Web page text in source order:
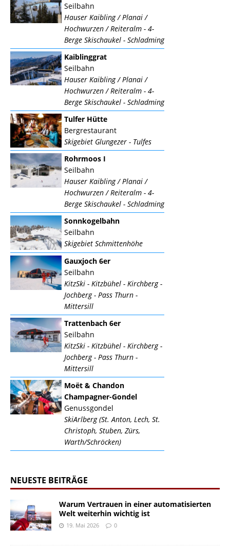
Seilbahn
Hauser Kaibling / Planai /
Hochwurzen / Reiteralm - 4-
Berge Skischaukel - Schladming
Kaiblinggrat
Seilbahn
Hauser Kaibling / Planai /
Hochwurzen / Reiteralm - 4-
Berge Skischaukel - Schladming
Tulfer Hütte
Bergrestaurant
Skigebiet Glungezer - Tulfes
Rohrmoos I
Seilbahn
Hauser Kaibling / Planai /
Hochwurzen / Reiteralm - 4-
Berge Skischaukel - Schladming
Sonnkogelbahn
Seilbahn
Skigebiet Schmittenhöhe
Gauxjoch 6er
Seilbahn
KitzSki - Kitzbühel - Kirchberg -
Jochberg - Pass Thurn -
Mittersill
Trattenbach 6er
Seilbahn
KitzSki - Kitzbühel - Kirchberg -
Jochberg - Pass Thurn -
Mittersill
Moët & Chandon
Champagner-Gondel
Genussgondel
SkiArlberg (St. Anton, Lech, St.
Christoph, Stuben, Zürs,
Warth/Schröcken)
NEUESTE BEITRÄGE
Warum Vertrauen in einer automatisierten
Welt weiterhin wichtig ist
19. Mai 2026 0